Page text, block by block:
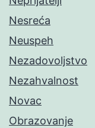
Nesreća
Neuspeh
Nezadovoljstvo
Nezahvalnost
Novac
Obrazovanje